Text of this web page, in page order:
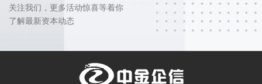
关注我们，更多活动惊喜等着你
了解最新资本动态